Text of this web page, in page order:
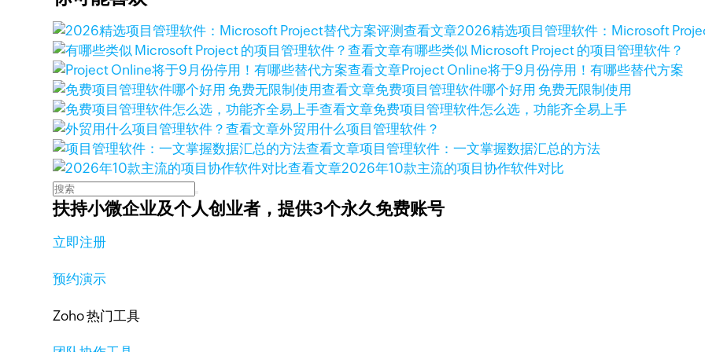
查看文章2026精选项目管理软件：Microsoft
查看文章有哪些类似 Microsoft Project 的项目管理软件？
查看文章Project Online将于9月份停用！有哪些替代方案
查看文章免费项目管理软件哪个好用 免费无限制使用
查看文章免费项目管理软件怎么选，功能齐全易上手
查看文章外贸用什么项目管理软件？
查看文章项目管理软件：一文掌握数据汇总的方法
查看文章2026年10款主流的项目协作软件对比
扶持小微企业及个人创业者，提供3个永久免费账号
立即注册
预约演示
Zoho 热门工具